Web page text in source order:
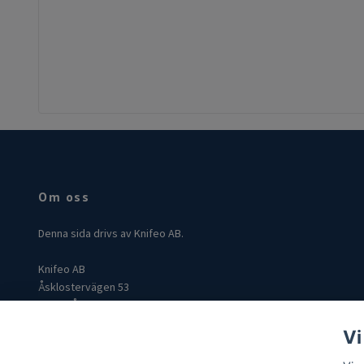
Om oss
Denna sida drivs av Knifeo AB.
Knifeo AB
Åsklostervägen 53
432 96 Åskloster